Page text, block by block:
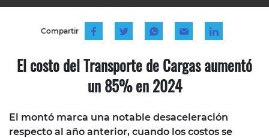
Compartir
El costo del Transporte de Cargas aumentó
un 85% en 2024
El montó marca una notable desaceleración
respecto al año anterior, cuando los costos se